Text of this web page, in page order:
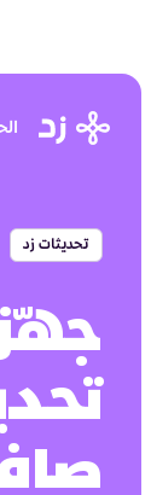
تحديثات زد